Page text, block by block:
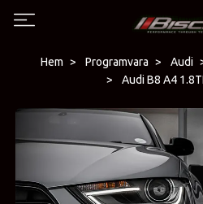
Hem Programvara Audi
Audi B8 A4